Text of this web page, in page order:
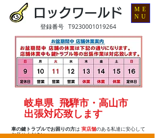
ロックワールド
車の鍵トラブルでお困りの方は 実店舗のある私達に安心して
お任せください
岐阜県 飛騨市・高山市
出張対応致します
登録番号 T9230001019264
ME
NU